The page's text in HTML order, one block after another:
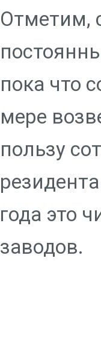
Отметим,
пока что
мере
пользу
года это
заводов.